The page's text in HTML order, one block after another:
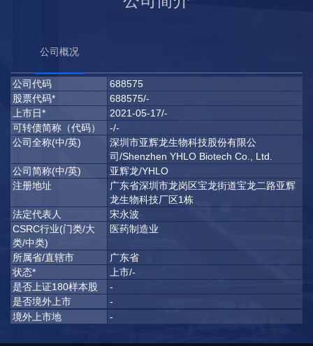
公司概况
公司代码
688575
股票代码*
688575/-
上市日*
2021-05-17/-
可转债简称（代码）
-/-
公司全称(中/英)
深圳市亚辉龙生物科技股份有限公
司/Shenzhen YHLO Biotech Co., Ltd.
公司简称(中/英)
亚辉龙/YHLO
注册地址
广东省深圳市龙岗区宝龙街道宝龙二路亚辉
龙生物科技厂区1栋
法定代表人
宋永波
CSRC行业(门类/大
类/中类)
医药制造业
所属省/直辖市
广东省
状态*
上市/-
是否上证180样本股
-
是否境外上市
-
境外上市地
-